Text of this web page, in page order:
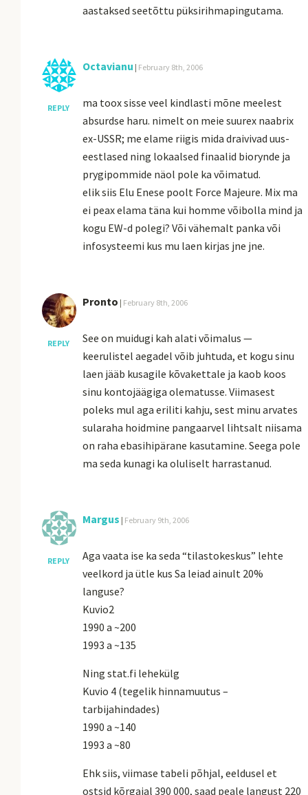
aastaksed seetõttu püksirihmapingutama.
REPLY
Octavianu | February 8th, 2006
ma toox sisse veel kindlasti mõne meelest
absurdse haru. nimelt on meie suurex naabrix
ex-USSR; me elame riigis mida draivivad uus-
eestlased ning lokaalsed finaalid biorynde ja
prygipommide näol pole ka võimatud.
elik siis Elu Enese poolt Force Majeure. Mix ma
ei peax elama täna kui homme võibolla mind ja
kogu EW-d polegi? Või vähemalt panka või
infosysteemi kus mu laen kirjas jne jne.
REPLY
Pronto | February 8th, 2006
See on muidugi kah alati võimalus —
keerulistel aegadel võib juhtuda, et kogu sinu
laen jääb kusagile kõvakettale ja kaob koos
sinu kontojäägiga olematusse. Viimasest
poleks mul aga eriliti kahju, sest minu arvates
sularaha hoidmine pangaarvel lihtsalt niisama
on raha ebasihipärane kasutamine. Seega pole
ma seda kunagi ka oluliselt harrastanud.
REPLY
Margus | February 9th, 2006
Aga vaata ise ka seda “tilastokeskus” lehte
veelkord ja ütle kus Sa leiad ainult 20%
languse?
Kuvio2
1990 a ~200
1993 a ~135
Ning stat.fi lehekülg
Kuvio 4 (tegelik hinnamuutus –
tarbijahindades)
1990 a ~140
1993 a ~80
Ehk siis, viimase tabeli põhjal, eeldusel et
ostsid kõrgajal 390 000, saad peale langust 220